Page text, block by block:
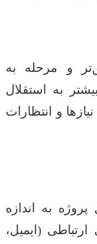
و مرحله به
به استقلال
و انتظارات
به اندازه
(ایمیل،